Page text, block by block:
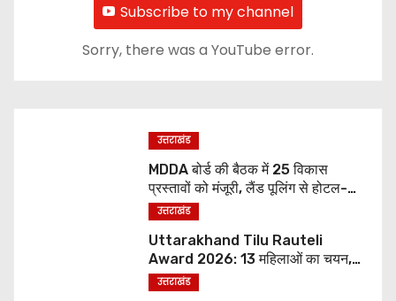
Subscribe to my channel
Sorry, there was a YouTube error.
उत्तराखंड
MDDA बोर्ड की बैठक में 25 विकास
प्रस्तावों को मंजूरी, लैंड पूलिंग से होटल-
पर्यटन परियोजनाओं को मिलेगी रफ्तार
उत्तराखंड
Uttarakhand Tilu Rauteli
Award 2026: 13 महिलाओं का चयन,
8 अगस्त को सीएम धामी करेंगे सम्मानित
उत्तराखंड